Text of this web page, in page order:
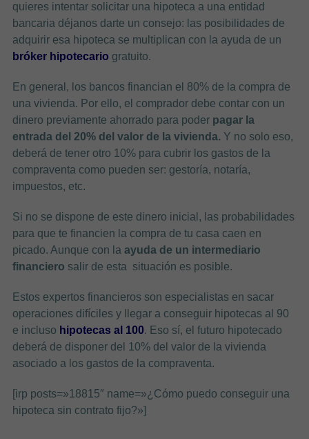
quieres intentar solicitar una hipoteca a una entidad
bancaria déjanos darte un consejo: las posibilidades de
adquirir esa hipoteca se multiplican con la ayuda de un
bróker hipotecario gratuito.
En general, los bancos financian el 80% de la compra de
una vivienda. Por ello, el comprador debe contar con un
dinero previamente ahorrado para poder pagar la
entrada del 20% del valor de la vivienda. Y no solo eso,
deberá de tener otro 10% para cubrir los gastos de la
compraventa como pueden ser: gestoría, notaría,
impuestos, etc.
Si no se dispone de este dinero inicial, las probabilidades
para que te financien la compra de tu casa caen en
picado. Aunque con la ayuda de un intermediario
financiero salir de esta situación es posible.
Estos expertos financieros son especialistas en sacar
operaciones difíciles y llegar a conseguir hipotecas al 90
e incluso hipotecas al 100. Eso sí, el futuro hipotecado
deberá de disponer del 10% del valor de la vivienda
asociado a los gastos de la compraventa.
[irp posts=»18815″ name=»¿Cómo puedo conseguir una
hipoteca sin contrato fijo?»]